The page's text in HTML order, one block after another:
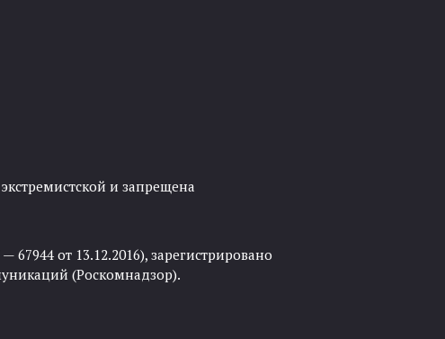
и запрещена
от 13.12.2016), зарегистрировано
(Роскомнадзор).